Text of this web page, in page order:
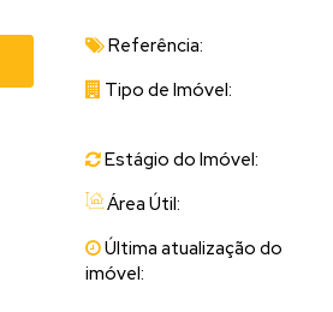
Referência:
Tipo de Imóvel:
Estágio do Imóvel:
Área Útil:
Última atualização do
imóvel: